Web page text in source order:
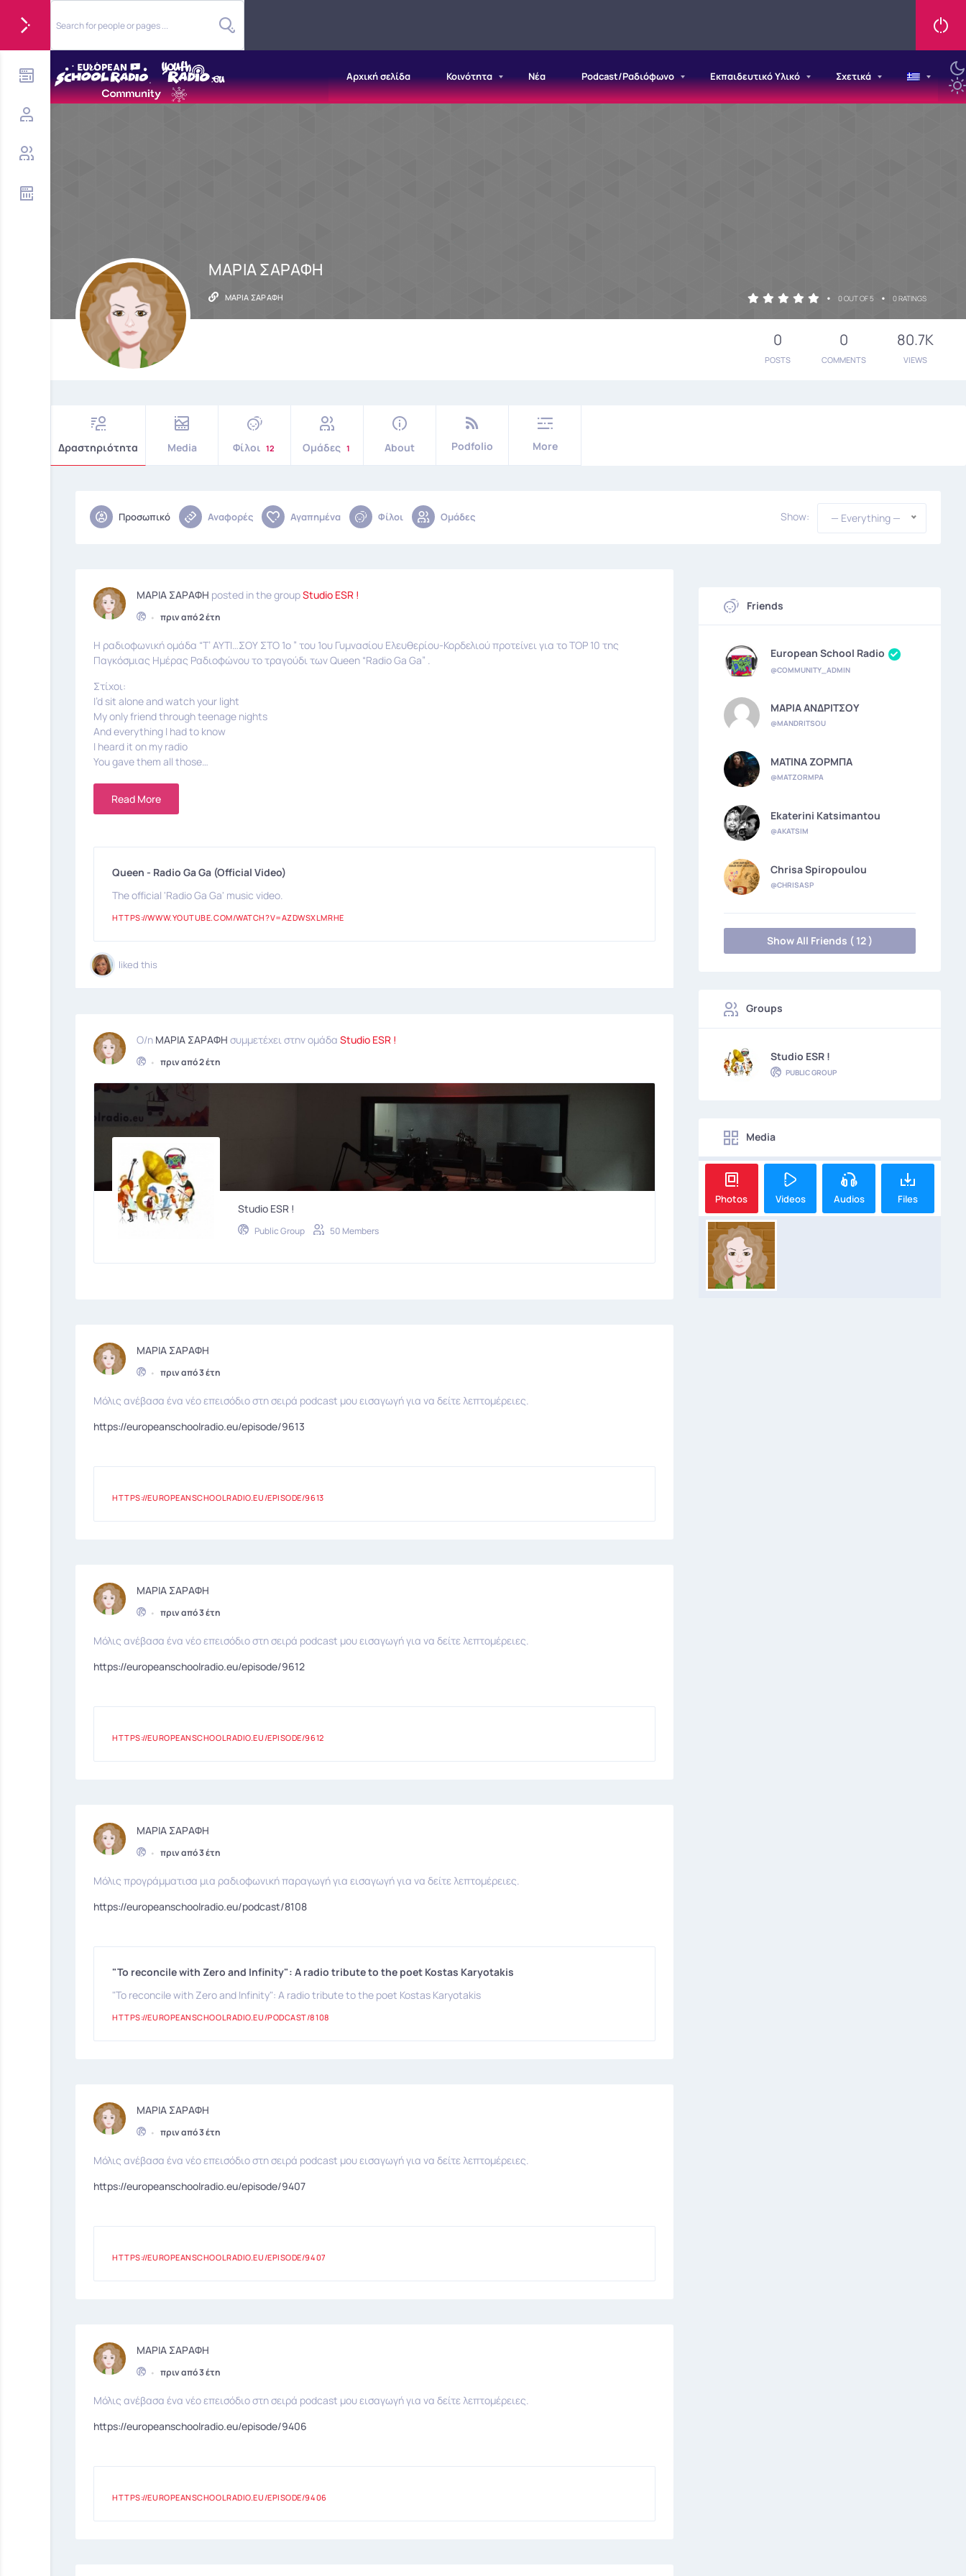
Αρχική σελίδα Κοινότητα Νέα Podcast/Ραδιόφωνο Εκπαιδευτικό Υλικό Σχετικά
ΜΑΡΙΑ ΣΑΡΑΦΗ
• 0 OUT OF 5 • 0 RATINGS
ΜΑΡΙΑ ΣΑΡΑΦΗ
0
POSTS
0
COMMENTS
80.7K
VIEWS
Δραστηριότητα Media Φίλοι 12 Ομάδες 1 About Podfolio More
Προσωπικό Αναφορές Αγαπημένα Φίλοι Ομάδες Show: — Everything —
ΜΑΡΙΑ ΣΑΡΑΦΗ posted in the groupStudio ESR !
• πριν από 2 έτη
Η ραδιοφωνική ομάδα “Τ’ ΑΥΤΙ…ΣΟΥ ΣΤΟ 1ο ” του 1ου Γυμνασίου Ελευθερίου-Κορδελιού προτείνει για το TOP 10 της
Παγκόσμιας Ημέρας Ραδιοφώνου το τραγούδι των Queen “Radio Ga Ga” .
Στίχοι:
I’d sit alone and watch your light
My only friend through teenage nights
And everything I had to know
I heard it on my radio
You gave them all those…
Read More
Queen - Radio Ga Ga (Official Video)
The official 'Radio Ga Ga' music video.
HTTPS://WWW.YOUTUBE.COM/WATCH?V=AZDWSXLMRHE
liked this
Ο/η ΜΑΡΙΑ ΣΑΡΑΦΗ συμμετέχει στην ομάδα Studio ESR !
• πριν από 2 έτη
Studio ESR !
Public Group 50 Members
ΜΑΡΙΑ ΣΑΡΑΦΗ
• πριν από 3 έτη
Μόλις ανέβασα ένα νέο επεισόδιο στη σειρά podcast μου εισαγωγή για να δείτε λεπτομέρειες.
https://europeanschoolradio.eu/episode/9613
HTTPS://EUROPEANSCHOOLRADIO.EU/EPISODE/9613
ΜΑΡΙΑ ΣΑΡΑΦΗ
• πριν από 3 έτη
Μόλις ανέβασα ένα νέο επεισόδιο στη σειρά podcast μου εισαγωγή για να δείτε λεπτομέρειες.
https://europeanschoolradio.eu/episode/9612
HTTPS://EUROPEANSCHOOLRADIO.EU/EPISODE/9612
ΜΑΡΙΑ ΣΑΡΑΦΗ
• πριν από 3 έτη
Μόλις προγράμματισα μια ραδιοφωνική παραγωγή για εισαγωγή για να δείτε λεπτομέρειες.
https://europeanschoolradio.eu/podcast/8108
"To reconcile with Zero and Infinity": A radio tribute to the poet Kostas Karyotakis
"To reconcile with Zero and Infinity": A radio tribute to the poet Kostas Karyotakis
HTTPS://EUROPEANSCHOOLRADIO.EU/PODCAST/8108
ΜΑΡΙΑ ΣΑΡΑΦΗ
• πριν από 3 έτη
Μόλις ανέβασα ένα νέο επεισόδιο στη σειρά podcast μου εισαγωγή για να δείτε λεπτομέρειες.
https://europeanschoolradio.eu/episode/9407
HTTPS://EUROPEANSCHOOLRADIO.EU/EPISODE/9407
ΜΑΡΙΑ ΣΑΡΑΦΗ
• πριν από 3 έτη
Μόλις ανέβασα ένα νέο επεισόδιο στη σειρά podcast μου εισαγωγή για να δείτε λεπτομέρειες.
https://europeanschoolradio.eu/episode/9406
HTTPS://EUROPEANSCHOOLRADIO.EU/EPISODE/9406
Friends
European School Radio
@COMMUNITY_ADMIN
ΜΑΡΙΑ ΑΝΔΡΙΤΣΟΥ
@MANDRITSOU
ΜΑΤΙΝΑ ΖΟΡΜΠΑ
@MATZORMPA
Ekaterini Katsimantou
@AKATSIM
Chrisa Spiropoulou
@CHRISASP
Show All Friends ( 12 )
Groups
Studio ESR !
PUBLIC GROUP
Media
Photos Videos Audios Files